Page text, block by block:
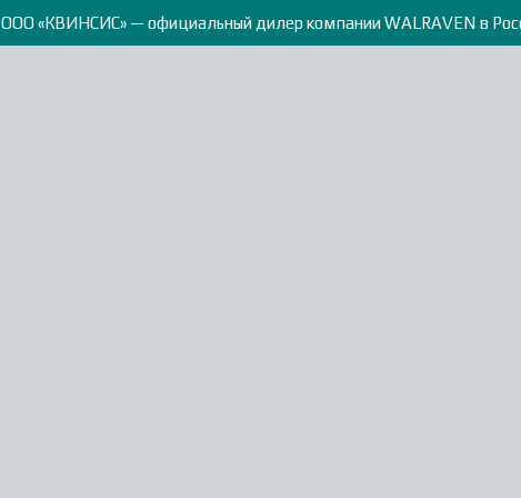
ООО «КВИНСИС» — официальный дилер компании WALRAVEN в